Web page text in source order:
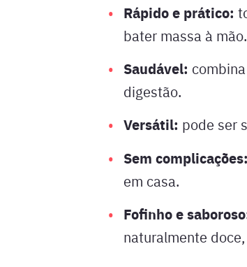
Rápido e prático:
bater massa à mão.
Saudável:
digestão.
Versátil: pode ser
Sem complicações:
em casa.
Fofinho e
naturalmente